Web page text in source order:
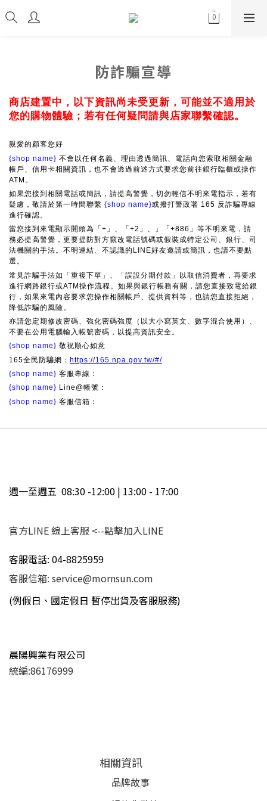
防詐騙宣導
商店建置中，以下資訊尚未受更新，可能並不適用於
您的購物體驗；若有任何疑問請與店家聯繫確認。
親愛的顧客您好
{shop name} 不會以任何名義、理由透過簡訊、電話向您索取相關金融
帳戶、信用卡相關資訊，也不會透過前述方式要求您前往銀行臨櫃或操作
ATM。
如果您接到相關電話或簡訊，請提高警覺，切勿輕信不明來電指示，若有
疑慮，敬請於第一時間聯繫 {shop name}或撥打警政署 165 反詐騙專線
進行確認。
當您接到來電顯示開頭為「+」、「+2」、」「+886」等不明來電，請
務必提高警覺，更要提防對方竄改電話號碼或假裝成特定公司、銀行、司
法機關的手法。不明連結、不認識的LINE好友邀請或簡訊，也請不要點
選。
常見詐騙手法如「重複下單」、「誤設分期付款」以取信消費者，再要求
進行網路銀行或ATM操作流程。如果與銀行帳務有關，請您直接致電給銀
行，如果來電內容要求您操作相關帳戶、提供資料等，也請您直接拒絕，
降低詐騙的風險。
亦請您定期修改密碼、強化密碼強度（以大小寫英文、數字混合使用）、
不要在公用電腦輸入帳號密碼，以提高資訊安全。
{shop name} 敬祝順心如意
165全民防騙網： https://165.npa.gov.tw/#/
{shop name} 客服專線：
{shop name} Line@帳號：
{shop name} 客服信箱：
週一至週五 08:30 -12:00 | 13:00 - 17:00
官方LINE 線上客服 <--點擊加入LINE
客服電話: 04-8825959
客服信箱: service@mornsun.com
(例假日、國定假日 暫停出貨及客服服務)
晨陽興業有限公司
統編:86176999
相關資訊
品牌故事